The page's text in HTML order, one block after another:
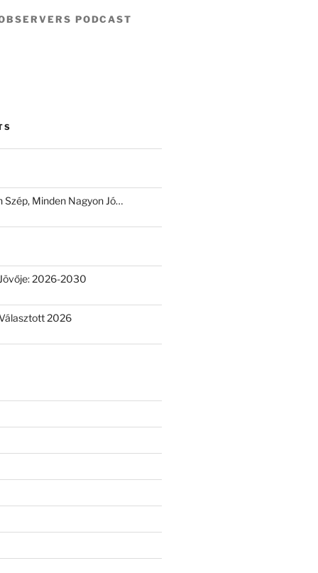
PODCAST
Szép, Minden Nagyon Jó…
2026-2030
2026